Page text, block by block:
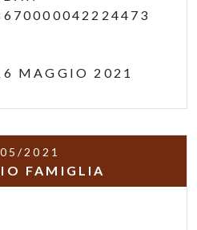
MAGGIO 2021
2021
FAMIGLIA